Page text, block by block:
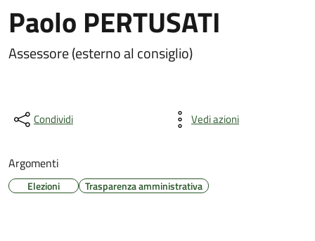
Paolo PERTUSATI
Assessore (esterno al consiglio)
Condividi Vedi azioni
Argomenti
Elezioni Trasparenza amministrativa